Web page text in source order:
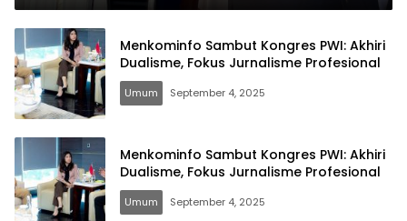
Menkominfo Sambut Kongres PWI: Akhiri
Dualisme, Fokus Jurnalisme Profesional
Umum September 4, 2025
Menkominfo Sambut Kongres PWI: Akhiri
Dualisme, Fokus Jurnalisme Profesional
Umum September 4, 2025